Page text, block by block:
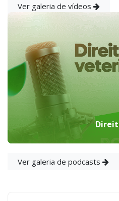
Ver galeria de vídeos
Ver galeria de podcasts